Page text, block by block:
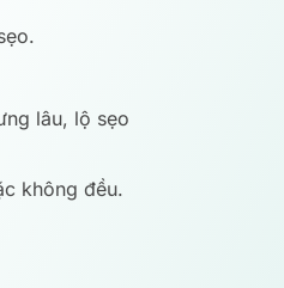
lâu, lộ sẹo
không đều.